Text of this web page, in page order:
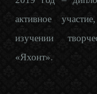
активное
изучении
«Яхонт».